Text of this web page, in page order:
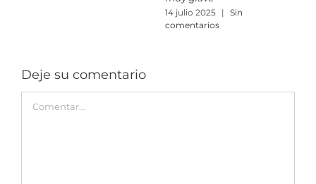
14 julio 2025 | Sin
comentarios
Deje su comentario